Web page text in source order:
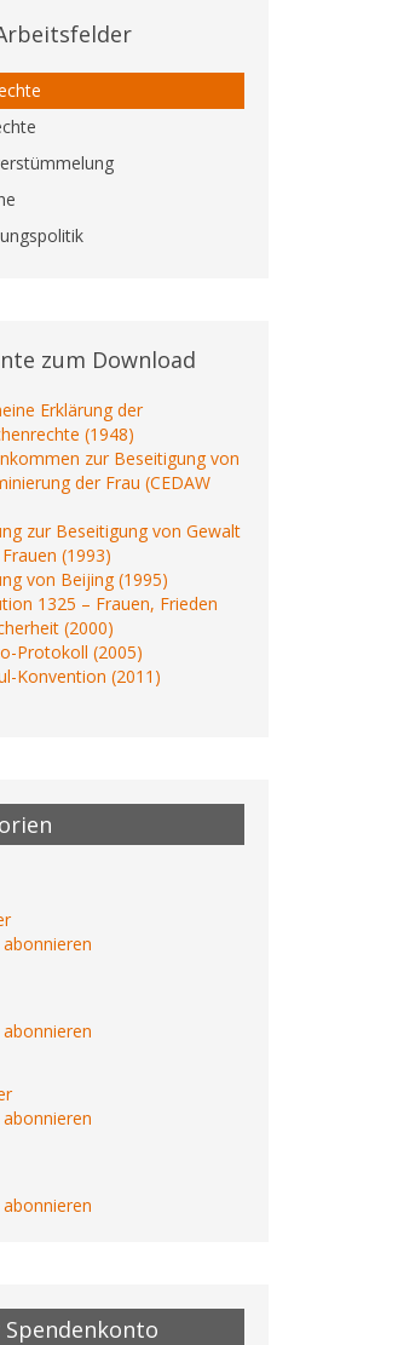
zum Download
Erklärung der
(1948)
zur Beseitigung von
der Frau (CEDAW
zur Beseitigung von Gewalt
(1993)
von Beijing (1995)
1325 – Frauen, Frieden
(2000)
Protokoll (2005)
Konvention (2011)
Spendenkonto